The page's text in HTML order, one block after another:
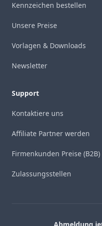
Kennzeichen bestellen
Unsere Preise
Vorlagen & Downloads
Newsletter
Support
Kontaktiere uns
Affiliate Partner werden
Firmenkunden Preise (B2B)
Zulassungsstellen